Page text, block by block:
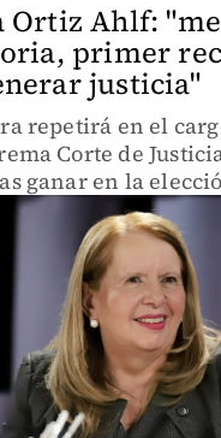
Ortiz Ahlf:
primer
justicia"
repetirá en el
Corte de
ganar en la